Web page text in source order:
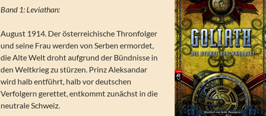
Band 1: Leviathan:
August 1914. Der österreichische Thronfolger
und seine Frau werden von Serben ermordet,
die Alte Welt droht aufgrund der Bündnisse in
den Weltkrieg zu stürzen. Prinz Aleksandar
wird halb entführt, halb vor deutschen
Verfolgern gerettet, entkommt zunächst in die
neutrale Schweiz.